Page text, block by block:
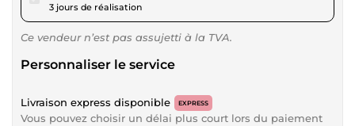
3 jours de réalisation
Ce vendeur n’est pas assujetti à la TVA.
Personnaliser le service
Livraison express disponible EXPRESS
Vous pouvez choisir un délai plus court lors du paiement